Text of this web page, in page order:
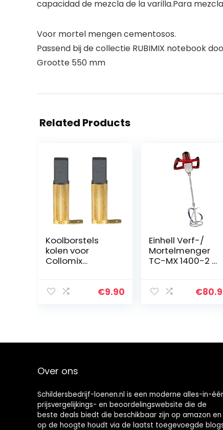
capacidad de mezcla de la varilla.Para
Voor mortel mengen cementosos.
Passend bij de collectie RUBIMIX notebook
Grootte 550 mm
Related Products
Koolborstels
kolen voor
Collomix
CX40C / CX100 /
H160 20.567
€9.90
Einhell Verf-/
Mortelmenger
TC-MX 1400-2 e
M14 roerwerk,
rood
€
Over ons
Schildersbedrijf-loenen.nl is een moderne alles-in-
prijsvergelijkings- en beoordelingswebsite die de
beste deals biedt die beschikbaar zijn op amazon en
op de hoogte houdt via de laatst toegevoegde